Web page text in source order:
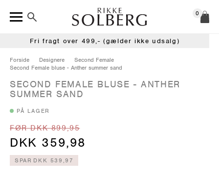
0
Fri fragt over 499,- (gælder ikke udsalg)
Forside Designere
Second Female
Second Female bluse - Anther summer sand
SECOND FEMALE BLUSE - ANTHER
SUMMER SAND
PÅ LAGER
FØR DKK 899,95
DKK 359,98
SPAR DKK 539,97